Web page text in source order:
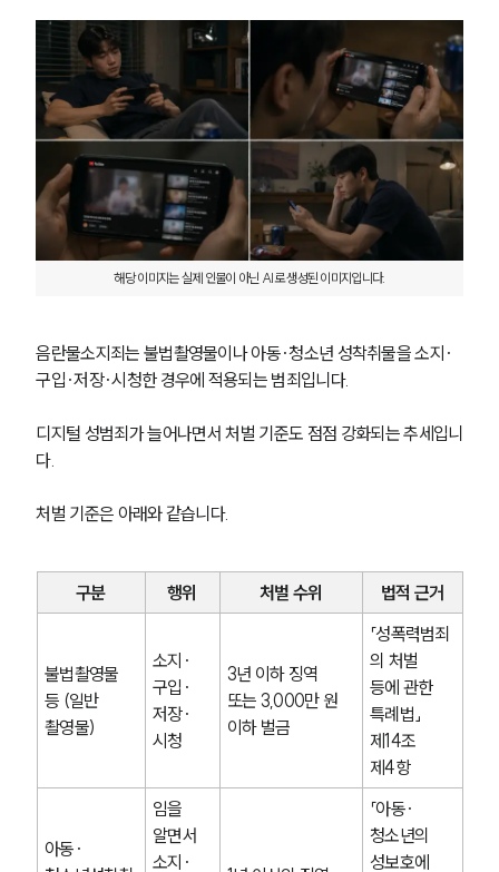
해당 이미지는 실제 인물이 아닌 AI로 생성된 이미지입니다.
음란물소지죄는 불법촬영물이나 아동·청소년 성착취물을 소지·
구입·저장·시청한 경우에 적용되는 범죄입니다.
디지털 성범죄가 늘어나면서 처벌 기준도 점점 강화되는 추세입니
다.
처벌 기준은 아래와 같습니다.
구분 행위 처벌 수위 법적 근거
불법촬영물
등 (일반
촬영물)
소지·
구입·
저장·
시청
3년 이하 징역
또는 3,000만 원
이하 벌금
「성폭력범죄
의 처벌
등에 관한
특례법」
제14조
제4항
아동·
임을
알면서
소지·
「아동·
청소년의
성보호에